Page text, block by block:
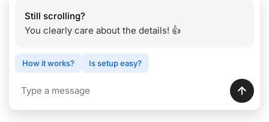
Still scrolling?
You clearly care about the details! 👍
How it works? Is setup easy?